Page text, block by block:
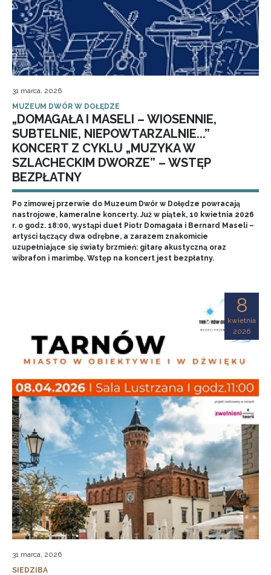
31 marca, 2026
MUZEUM DWÓR W DOŁĘDZE
„DOMAGAŁA I MASELI – WIOSENNIE,
SUBTELNIE, NIEPOWTARZALNIE...”
KONCERT Z CYKLU „MUZYKA W
SZLACHECKIM DWORZE” – WSTĘP
BEZPŁATNY
Po zimowej przerwie do Muzeum Dwór w Dołędze powracają
nastrojowe, kameralne koncerty. Już w piątek, 10 kwietnia 2026
r. o godz. 18:00, wystąpi duet Piotr Domagała i Bernard Maseli –
artyści łączący dwa odrębne, a zarazem znakomicie
uzupełniające się światy brzmień: gitarę akustyczną oraz
wibrafon i marimbę. Wstęp na koncert jest bezpłatny.
8
kwietnia
2026
31 marca, 2026
SIEDZIBA